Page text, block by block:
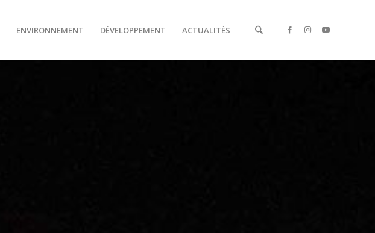
ENVIRONNEMENT DÉVELOPPEMENT ACTUALITÉS